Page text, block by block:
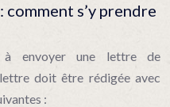
s’y prendre
à envoyer une lettre de
doit être rédigée avec
: